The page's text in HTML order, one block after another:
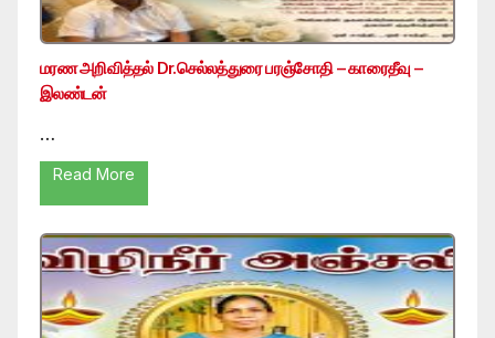
மரண அறிவித்தல் Dr.செல்லத்துரை பரஞ்சோதி – காரைதீவு –
இலண்டன்
…
Read More